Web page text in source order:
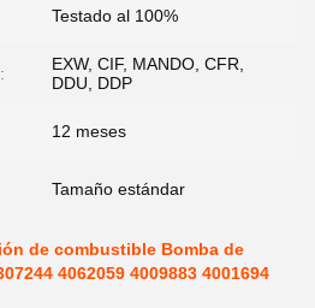
Testado al 100%
EXW, CIF, MANDO, CFR,
DDU, DDP
12 meses
Tamaño estándar
de combustible Bomba de
4062059 4009883 4001694